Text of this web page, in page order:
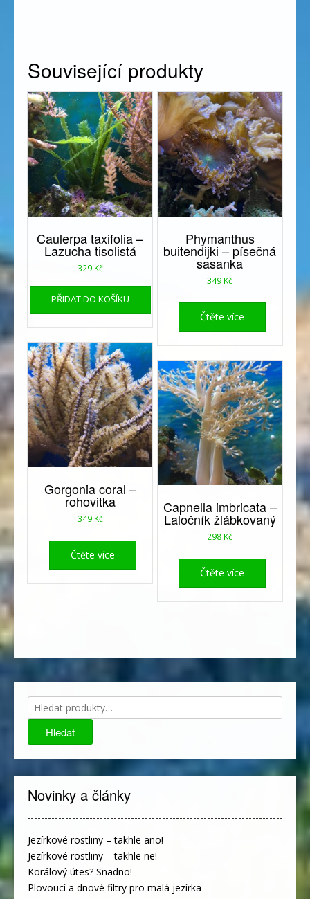
Související produkty
Caulerpa taxifolia –
Lazucha tisolistá
329 Kč
PŘIDAT DO KOŠÍKU
Phymanthus
buitendijki – písečná
sasanka
349 Kč
Čtěte více
Gorgonia coral –
rohovitka
349 Kč
Čtěte více
Capnella imbricata –
Laločník žlábkovaný
298 Kč
Čtěte více
Hledat:
Hledat
Novinky a články
Jezírkové rostliny – takhle ano!
Jezírkové rostliny – takhle ne!
Korálový útes? Snadno!
Plovoucí a dnové filtry pro malá jezírka